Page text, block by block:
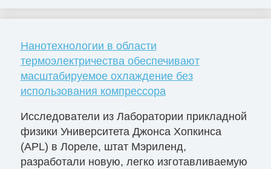
Нанотехнологии в области
термоэлектричества обеспечивают
масштабируемое охлаждение без
использования компрессора
Исследователи из Лаборатории прикладной
физики Университета Джонса Хопкинса
(APL) в Лореле, штат Мэриленд,
разработали новую, легко изготавливаемую